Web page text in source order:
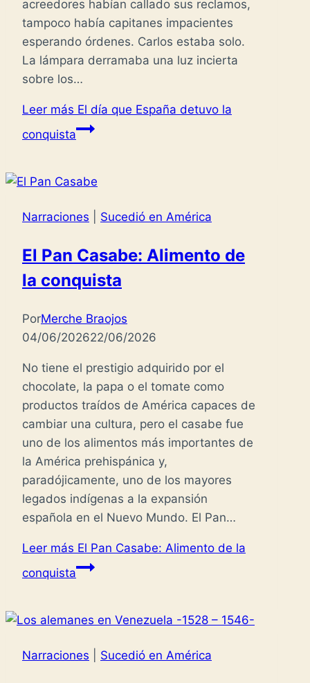
acreedores habían callado sus reclamos,
tampoco había capitanes impacientes
esperando órdenes. Carlos estaba solo.
La lámpara derramaba una luz incierta
sobre los…
Leer más El día que España detuvo la
conquista
Narraciones Sucedió en América
El Pan Casabe: Alimento de
la conquista
PorMerche Braojos
04/06/202622/06/2026
No tiene el prestigio adquirido por el
chocolate, la papa o el tomate como
productos traídos de América capaces de
cambiar una cultura, pero el casabe fue
uno de los alimentos más importantes de
la América prehispánica y,
paradójicamente, uno de los mayores
legados indígenas a la expansión
española en el Nuevo Mundo. El Pan…
Leer más El Pan Casabe: Alimento de la
conquista
Narraciones Sucedió en América